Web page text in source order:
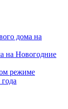
дома на
на Новогодние
режиме